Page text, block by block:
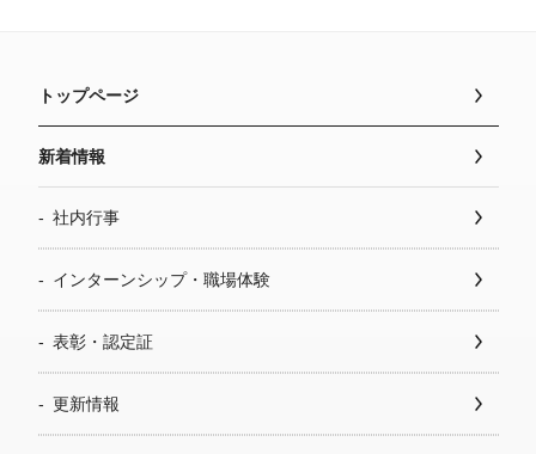
トップページ
新着情報
社内行事
インターンシップ・職場体験
表彰・認定証
更新情報